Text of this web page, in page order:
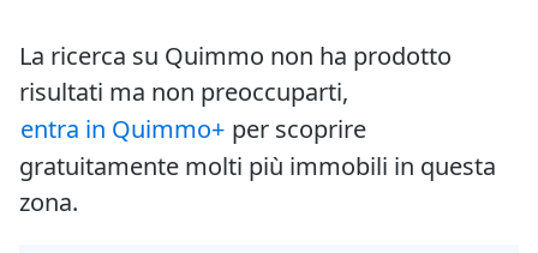
La ricerca su Quimmo non ha prodotto
risultati ma non preoccuparti,
entra in Quimmo+ per scoprire
gratuitamente molti più immobili in questa
zona.